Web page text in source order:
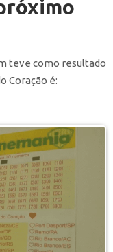
teve como resultado
Coração é: